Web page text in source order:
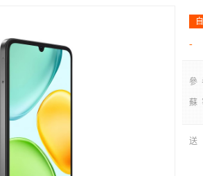
-
參
蘇